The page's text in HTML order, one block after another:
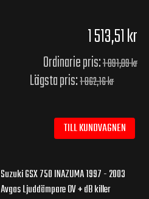
1 513,51 kr
Ordinarie pris:1 891,89 kr
Lägsta pris:1 862,16 kr
TILL KUNDVAGNEN
Suzuki GSX 750 INAZUMA 1997 - 2003
Avgas Ljuddämpare OV + dB killer